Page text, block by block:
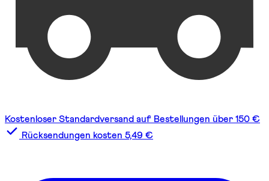
Kostenloser Standardversand auf Bestellungen über 150 €
Rücksendungen kosten 5,49 €